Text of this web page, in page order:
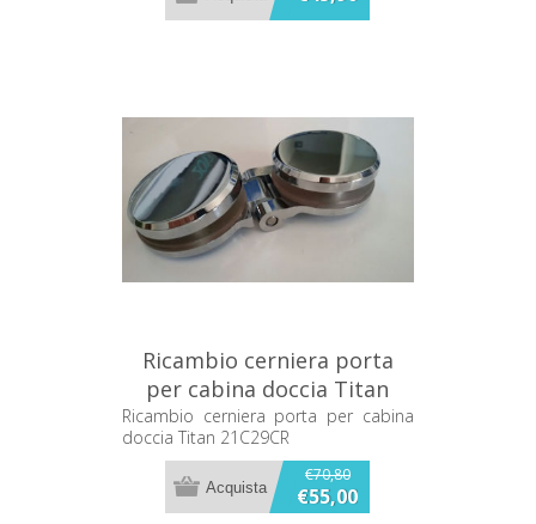
Ricambio cerniera porta
per cabina doccia Titan
21C29CR
Ricambio cerniera porta per cabina
doccia Titan 21C29CR
€70,80
€55,00